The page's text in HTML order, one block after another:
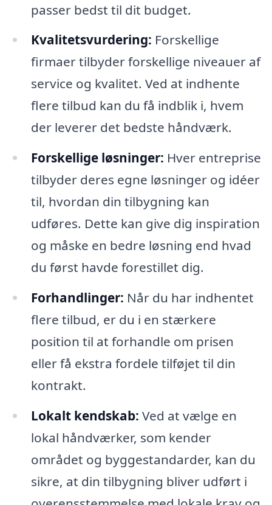
passer bedst til dit budget.
Kvalitetsvurdering: Forskellige
firmaer tilbyder forskellige niveauer af
service og kvalitet. Ved at indhente
flere tilbud kan du få indblik i, hvem
der leverer det bedste håndværk.
Forskellige løsninger: Hver entreprise
tilbyder deres egne løsninger og idéer
til, hvordan din tilbygning kan
udføres. Dette kan give dig inspiration
og måske en bedre løsning end hvad
du først havde forestillet dig.
Forhandlinger: Når du har indhentet
flere tilbud, er du i en stærkere
position til at forhandle om prisen
eller få ekstra fordele tilføjet til din
kontrakt.
Lokalt kendskab: Ved at vælge en
lokal håndværker, som kender
området og byggestandarder, kan du
sikre, at din tilbygning bliver udført i